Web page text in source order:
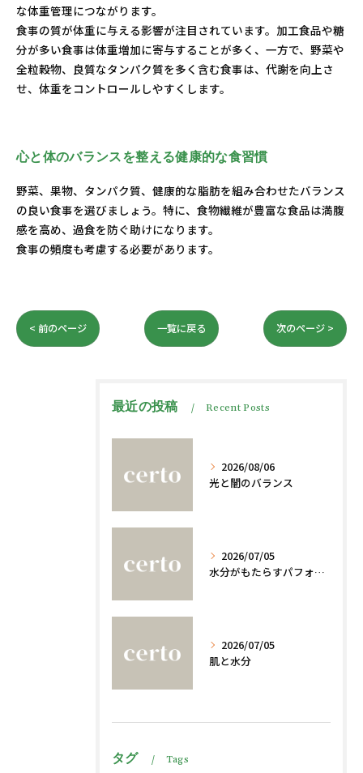
な体重管理につながります。
食事の質が体重に与える影響が注目されています。加工食品や糖
分が多い食事は体重増加に寄与することが多く、一方で、野菜や
全粒穀物、良質なタンパク質を多く含む食事は、代謝を向上さ
せ、体重をコントロールしやすくします。
心と体のバランスを整える健康的な食習慣
野菜、果物、タンパク質、健康的な脂肪を組み合わせたバランス
の良い食事を選びましょう。特に、食物繊維が豊富な食品は満腹
感を高め、過食を防ぐ助けになります。
食事の頻度も考慮する必要があります。
< 前のページ 一覧に戻る 次のページ >
最近の投稿 Recent Posts
2026/08/06
光と闇のバランス
2026/07/05
水分がもたらすパフォーマンスへの影響
2026/07/05
肌と水分
タグ Tags